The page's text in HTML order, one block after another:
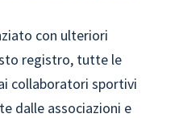
con ulteriori
registro, tutte le
collaboratori sportivi
dalle associazioni e